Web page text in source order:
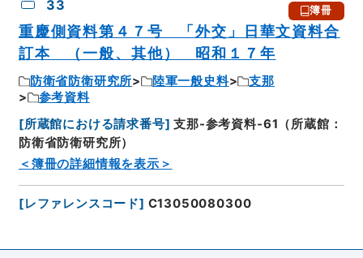
33 簿冊
重慶側資料第４７号 「外交」日華文資料合
訂本 （一般、其他） 昭和１７年
防衛省防衛研究所 陸軍一般史料
支那
参考資料
[所蔵館における請求番号] 支那-参考資料-61（所蔵館：
防衛省防衛研究所）
＜簿冊の詳細情報を表示＞
[レファレンスコード] C13050080300